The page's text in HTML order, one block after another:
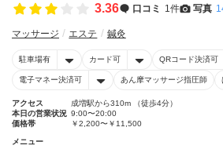
3.36 口コミ 1件 写真
マッサージ エステ 鍼灸
駐車場有 カード可 QRコード決済可
電子マネー決済可 あん摩マッサージ指圧師
アクセス
成増駅から310m （徒歩4分）
本日の営業状況 9:00〜20:00
価格帯
￥2,200〜￥11,500
メニュー